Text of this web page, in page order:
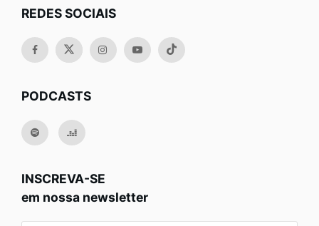
REDES SOCIAIS
PODCASTS
INSCREVA-SE
em nossa newsletter